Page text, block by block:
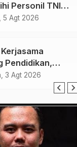
Personil TNI-
PT Garda
Profesi
5 Agt 2026
Pendidikan,
dan Tenaga
Dubes
3 Agt 2026